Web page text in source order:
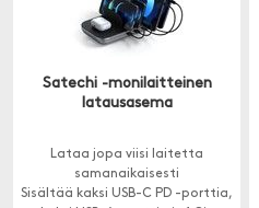
Satechi -monilaitteinen
latausasema
Lataa jopa viisi laitetta
samanaikaisesti
Sisältää kaksi USB-C PD -porttia,